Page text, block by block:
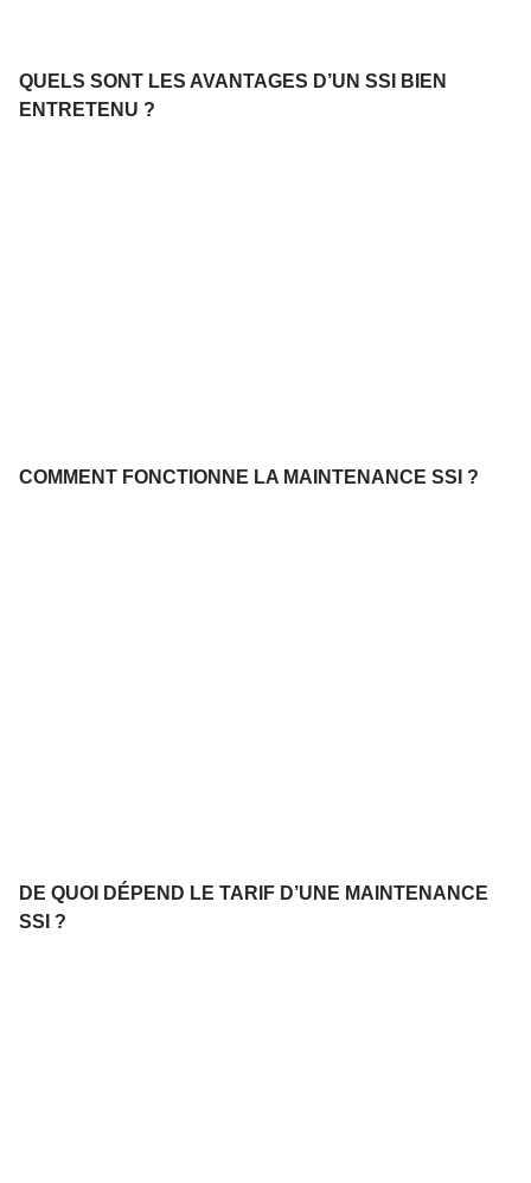
QUELS SONT LES AVANTAGES D’UN SSI BIEN
ENTRETENU ?
COMMENT FONCTIONNE LA MAINTENANCE SSI ?
DE QUOI DÉPEND LE TARIF D’UNE MAINTENANCE
SSI ?